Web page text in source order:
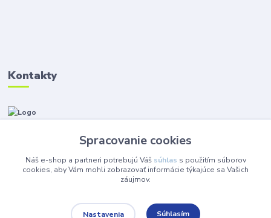
Kontakty
eshop@instalmat.sk
Spracovanie cookies
Náš e-shop a partneri potrebujú Váš súhlas s použitím súborov
cookies, aby Vám mohli zobrazovať informácie týkajúce sa Vašich
záujmov.
Nastavenia Súhlasím